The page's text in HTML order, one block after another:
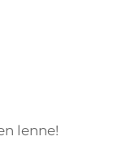
lenne!